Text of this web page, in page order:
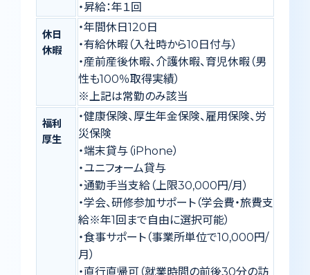
・昇給：年１回
休日
休暇
・年間休日120日
・有給休暇（入社時から10日付与）
・産前産後休暇、介護休暇、育児休暇（男
性も100％取得実績）
※上記は常勤のみ該当
福利
厚生
・健康保険、厚生年金保険、雇用保険、労
災保険
・端末貸与（iPhone）
・ユニフォーム貸与
・通勤手当支給（上限30,000円/月）
・学会、研修参加サポート（学会費・旅費支
給※年1回まで自由に選択可能）
・食事サポート（事業所単位で10,000円/
月）
・直行直帰可（就業時間の前後30分の訪